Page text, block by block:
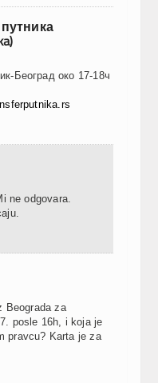
Београд око 17-18ч
ne odgovara.
Beograda za
posle 16h, i koja je
pravcu? Karta je za